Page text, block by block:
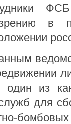
в
из
для